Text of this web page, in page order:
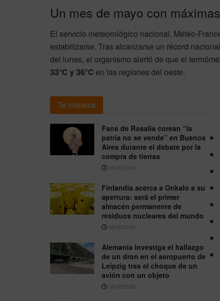
Un mes de mayo con
El servicio meteorológico nacional, Météo-
estabilizarse. Tras alcanzarse un récord
del lunes, el organismo alertó de que el
33°C y 36°C en las regiones del oeste.
Te interesa
Fans de Rosalía corean “la
patria no se vende” en Buenos
Aires durante el debate por la
compra de tierras
06/08/2026
Finlandia acerca a Onkalo a su
apertura: será el primer
almacén permanente de
residuos nucleares del mundo
06/08/2026
Alemania investiga el hallazgo
de un dron en el aeropuerto de
Leipzig tras el choque de un
avión con un objeto
05/08/2026